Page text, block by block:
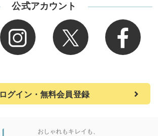
公式アカウント
ログイン・無料会員登録
おしゃれもキレイも、